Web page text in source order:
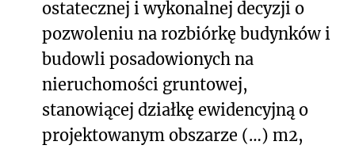
ostatecznej i wykonalnej decyzji o
pozwoleniu na rozbiórkę budynków i
budowli posadowionych na
nieruchomości gruntowej,
stanowiącej działkę ewidencyjną o
projektowanym obszarze (…) m2,